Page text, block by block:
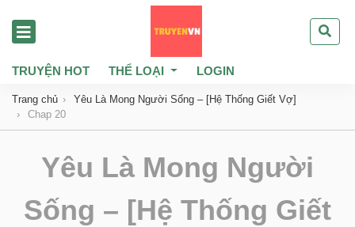
TRUYỆN HOT THỂ LOẠI LOGIN
Trang chủ
Yêu Là Mong Người Sống – [Hệ Thống Giết Vợ]
Chap 20
Yêu Là Mong Người
Sống – [Hệ Thống Giết